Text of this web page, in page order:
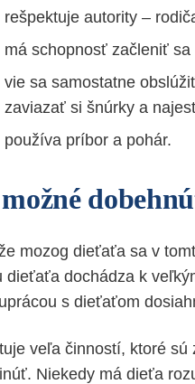
rešpektuje autority –
má schopnosť začleniť
vie sa samostatne
zaviazať si šnúrky a
používa príbor a pohár.
mozog dieťaťa sa v
dieťaťa dochádza k
s dieťaťom
veľa činností, ktoré
Niekedy má dieťa